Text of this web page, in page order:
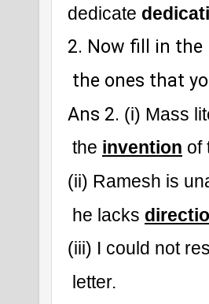
dedicate
2. Now fill in
the ones that
Ans 2. (i) Mass
the invention of
(ii) Ramesh is
he lacks
(iii) I could not
letter.